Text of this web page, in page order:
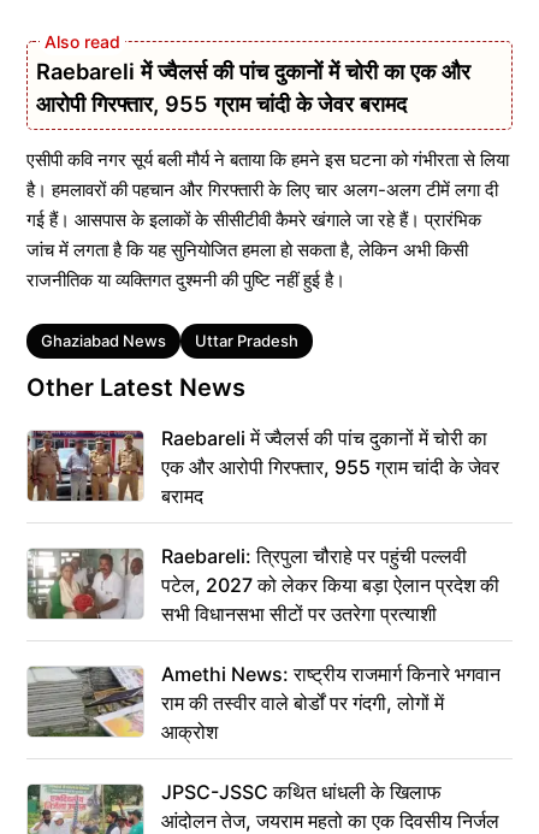
Raebareli में ज्वैलर्स की पांच दुकानों में चोरी का एक और
आरोपी गिरफ्तार, 955 ग्राम चांदी के जेवर बरामद
एसीपी कवि नगर सूर्य बली मौर्य ने बताया कि हमने इस घटना को गंभीरता से लिया
है। हमलावरों की पहचान और गिरफ्तारी के लिए चार अलग-अलग टीमें लगा दी
गई हैं। आसपास के इलाकों के सीसीटीवी कैमरे खंगाले जा रहे हैं। प्रारंभिक
जांच में लगता है कि यह सुनियोजित हमला हो सकता है, लेकिन अभी किसी
राजनीतिक या व्यक्तिगत दुश्मनी की पुष्टि नहीं हुई है।
Tags
Ghaziabad News Uttar Pradesh
Other Latest News
Raebareli में ज्वैलर्स की पांच दुकानों में चोरी का
एक और आरोपी गिरफ्तार, 955 ग्राम चांदी के जेवर
बरामद
Raebareli: त्रिपुला चौराहे पर पहुंची पल्लवी
पटेल, 2027 को लेकर किया बड़ा ऐलान प्रदेश की
सभी विधानसभा सीटों पर उतरेगा प्रत्याशी
Amethi News: राष्ट्रीय राजमार्ग किनारे भगवान
राम की तस्वीर वाले बोर्डों पर गंदगी, लोगों में
आक्रोश
JPSC-JSSC कथित धांधली के खिलाफ
आंदोलन तेज, जयराम महतो का एक दिवसीय निर्जल